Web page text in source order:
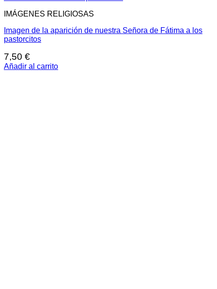
IMÁGENES RELIGIOSAS
Imagen de la aparición de nuestra Señora de Fátima a los
pastorcitos
7,50 €
Añadir al carrito